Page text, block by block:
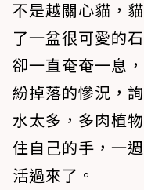
不是越關心貓，
了一盆很可愛的
卻一直奄奄一息
紛掉落的慘況，
水太多，多肉植
住自己的手，一
活過來了。